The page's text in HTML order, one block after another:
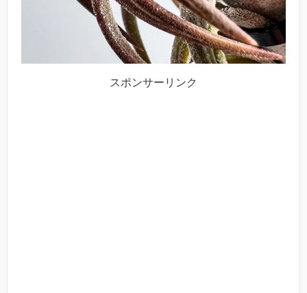
スポンサーリンク